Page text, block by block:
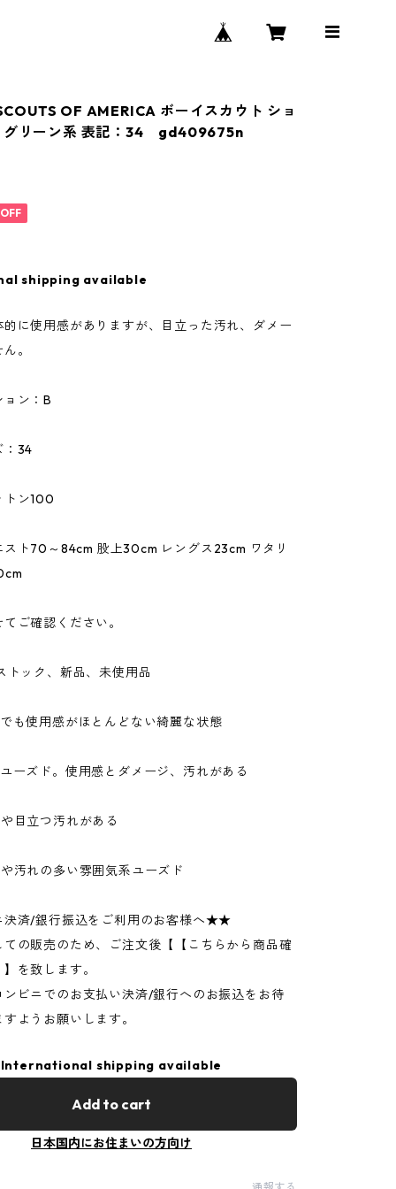
OF AMERICA ボーイスカウト ショ
グリーン系 表記：34 gd409675n
shipping available
に使用感がありますが、目立った汚れ、ダメー
。
ン：B
34
ン100
ト70～84cm 股上30cm レングス23cm ワタリ
ご確認ください。
トック、新品、未使用品
も使用感がほとんどない綺麗な状態
ーズド。使用感とダメージ、汚れがある
目立つ汚れがある
汚れの多い雰囲気系ユーズド
済/銀行振込をご利用のお客様へ★★
の販売のため、ご注文後【【こちらから商品確
を致します。
ンビニでのお支払い決済/銀行へのお振込をお待
ようお願いします。
International shipping available
Add to cart
日本国内にお住まいの方向け